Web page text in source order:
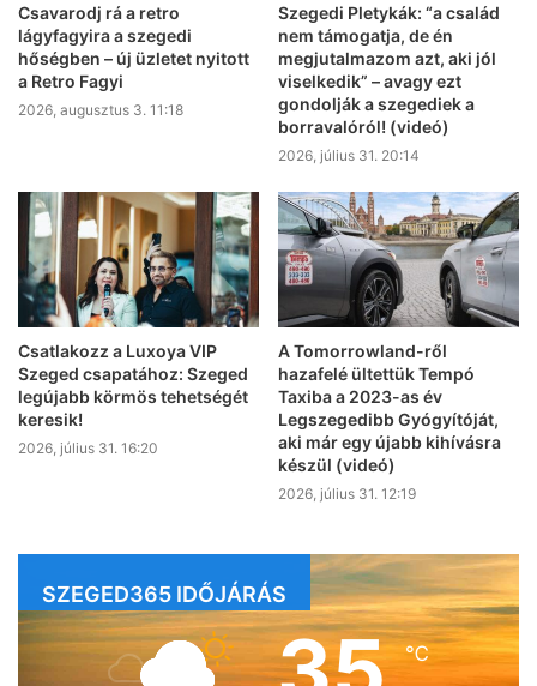
Csavarodj rá a retro
lágyfagyira a szegedi
hőségben – új üzletet nyitott
a Retro Fagyi
2026, augusztus 3. 11:18
Szegedi Pletykák: “a család
nem támogatja, de én
megjutalmazom azt, aki jól
viselkedik” – avagy ezt
gondolják a szegediek a
borravalóról! (videó)
2026, július 31. 20:14
Csatlakozz a Luxoya VIP
Szeged csapatához: Szeged
legújabb körmös tehetségét
keresik!
2026, július 31. 16:20
A Tomorrowland-ről
hazafelé ültettük Tempó
Taxiba a 2023-as év
Legszegedibb Gyógyítóját,
aki már egy újabb kihívásra
készül (videó)
2026, július 31. 12:19
SZEGED365 IDŐJÁRÁS
℃